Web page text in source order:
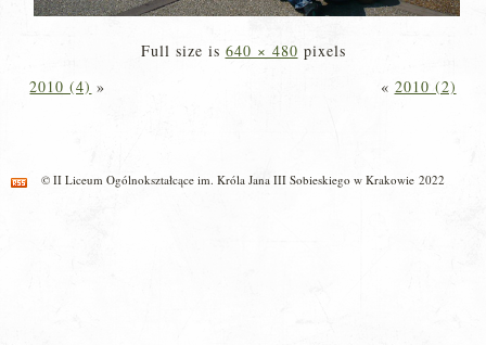
Full size is 640 × 480 pixels
2010 (4) » « 2010 (2)
© II Liceum Ogólnokształcące im. Króla Jana III Sobieskiego w Krakowie 2022